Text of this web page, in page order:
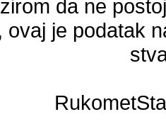
da ne
ovaj je podatak